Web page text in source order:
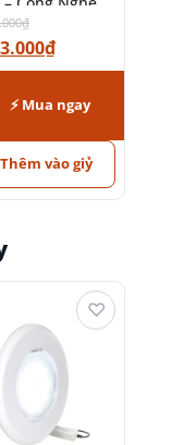
₫
₫
⚡ Mua ngay
Thêm vào giỷ
♡